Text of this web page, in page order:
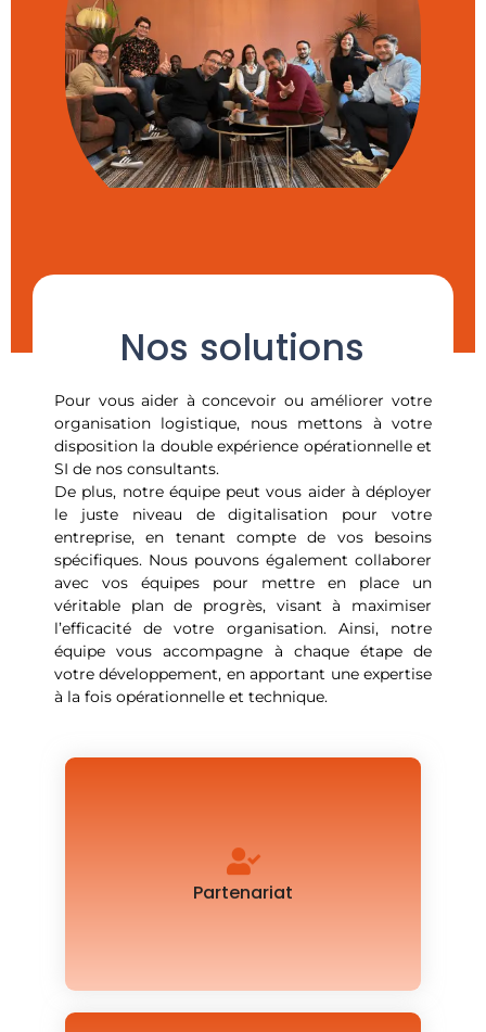
Nos solutions
Pour vous aider à concevoir ou améliorer votre
organisation logistique, nous mettons à votre
disposition la double expérience opérationnelle et
SI de nos consultants.
De plus, notre équipe peut vous aider à déployer
le juste niveau de digitalisation pour votre
entreprise, en tenant compte de vos besoins
spécifiques. Nous pouvons également collaborer
avec vos équipes pour mettre en place un
véritable plan de progrès, visant à maximiser
l’efficacité de votre organisation. Ainsi, notre
équipe vous accompagne à chaque étape de
votre développement, en apportant une expertise
à la fois opérationnelle et technique.
Partenariat
Une relation de confiance durable pour des
propositions d'accompagnement sur-mesure.